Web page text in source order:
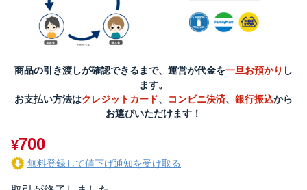
商品の引き渡しが確認できるまで、運営が代金を一旦お預かり し
ます。
お支払い方法はクレジットカード、 コンビニ決済、 銀行振込から
お選びいただけます！
¥700
無料登録して値下げ通知を受け取る